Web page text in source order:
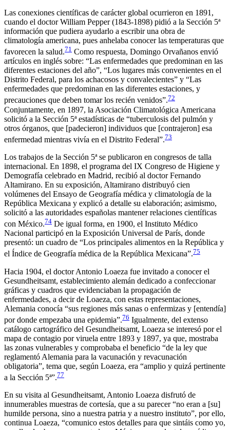
Las conexiones científicas de carácter global ocurrieron en 1891,
cuando el doctor William Pepper (1843-1898) pidió a la Sección 5ª
información que pudiera ayudarlo a escribir una obra de
climatología americana, pues anhelaba conocer las temperaturas que
favorecen la salud.71 Como respuesta, Domingo Orvañanos envió
artículos en inglés sobre: “Las enfermedades que predominan en las
diferentes estaciones del año”, “Los lugares más convenientes en el
Distrito Federal, para los achacosos y convalecientes” y “Las
enfermedades que predominan en las diferentes estaciones, y
precauciones que deben tomar los recién venidos”.72
Conjuntamente, en 1897, la Asociación Climatológica Americana
solicitó a la Sección 5ª estadísticas de “tuberculosis del pulmón y
otros órganos, que [padecieron] individuos que [contrajeron] esa
enfermedad mientras vivía en el Distrito Federal”.73
Los trabajos de la Sección 5ª se publicaron en congresos de talla
internacional. En 1898, el programa del IX Congreso de Higiene y
Demografía celebrado en Madrid, recibió al doctor Fernando
Altamirano. En su exposición, Altamirano distribuyó cien
volúmenes del Ensayo de Geografía médica y climatología de la
República Mexicana y explicó a detalle su elaboración; asimismo,
solicitó a las autoridades españolas mantener relaciones científicas
con México.74 De igual forma, en 1900, el Instituto Médico
Nacional participó en la Exposición Universal de París, donde
presentó: un cuadro de “Los principales alimentos en la República y
el Índice de Geografía médica de la República Mexicana”.75
Hacia 1904, el doctor Antonio Loaeza fue invitado a conocer el
Gesundheitsamt, establecimiento alemán dedicado a confeccionar
gráficas y cuadros que evidenciaban la propagación de
enfermedades, a decir de Loaeza, con estas representaciones,
Alemania conocía “sus regiones más sanas o enfermizas y [entendía]
por donde empezaba una epidemia”.76 Igualmente, del extenso
catálogo cartográfico del Gesundheitsamt, Loaeza se interesó por el
mapa de contagio por viruela entre 1893 y 1897, ya que, mostraba
las zonas vulnerables y comprobaba el beneficio “de la ley que
reglamentó Alemania para la vacunación y revacunación
obligatoria”, tema que, según Loaeza, era “amplio y quizá pertinente
a la Sección 5ª”.77
En su visita al Gesundheitsamt, Antonio Loaeza disfrutó de
innumerables muestras de cortesía, que a su parecer “no eran a [su]
humilde persona, sino a nuestra patria y a nuestro instituto”, por ello,
continua Loaeza, “comunico estos detalles para que sintáis como yo,